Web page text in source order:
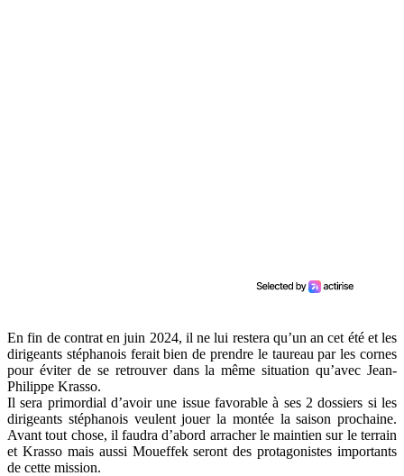
En fin de contrat en juin 2024, il ne lui restera qu’un an cet été et les
dirigeants stéphanois ferait bien de prendre le taureau par les cornes
pour éviter de se retrouver dans la même situation qu’avec Jean-
Philippe Krasso.
Il sera primordial d’avoir une issue favorable à ses 2 dossiers si les
dirigeants stéphanois veulent jouer la montée la saison prochaine.
Avant tout chose, il faudra d’abord arracher le maintien sur le terrain
et Krasso mais aussi Moueffek seront des protagonistes importants
de cette mission.